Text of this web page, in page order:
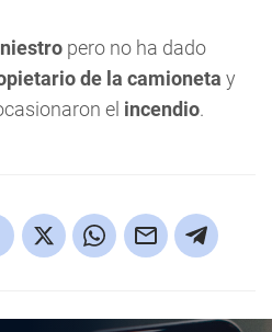
pero no ha dado
de la camioneta y
el incendio.